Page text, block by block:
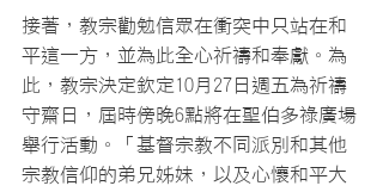
接著，教宗勸勉信眾在衝突中只站在和
平這一方，並為此全心祈禱和奉獻。為
此，教宗決定欽定10月27日週五為祈禱
守齋日，屆時傍晚6點將在聖伯多祿廣場
舉行活動。「基督宗教不同派別和其他
宗教信仰的弟兄姊妹，以及心懷和平大